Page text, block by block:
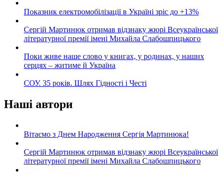
Показник електромобілізації в Україні зріс до +13%
Сергій Мартинюк отримав відзнаку жюрі Всеукраїнської
літературної премії імені Михайла Слабошпицького
Поки живе наше слово у книгах, у родинах, у наших
серцях – житиме й Україна
СОУ. 35 років. Шлях Гідності і Честі
Наші автори
Вітаємо з Днем Народження Сергія Мартинюка!
Сергій Мартинюк отримав відзнаку жюрі Всеукраїнської
літературної премії імені Михайла Слабошпицького